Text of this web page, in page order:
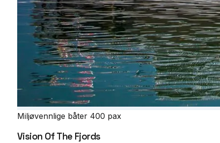
Miljøvennlige båter 400 pax
Vision Of The Fjords